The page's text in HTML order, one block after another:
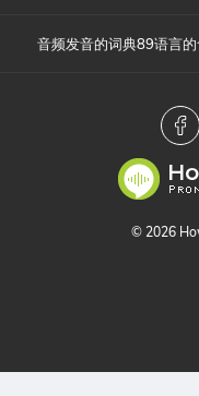
音频发音的词典89语言的
© 2026